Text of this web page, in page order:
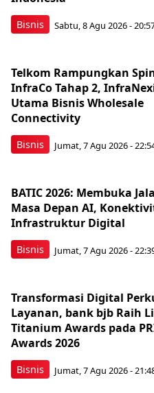
Bisnis Sabtu, 8 Agu 2026 -
Bisnis
Telkom Rampungkan
InfraCo Tahap 2,
Utama Bisnis Wholesale
Connectivity
Jumat, 7 Agu 2026 -
Bisnis
BATIC 2026: Membuka
Masa Depan AI,
Infrastruktur Digital
Jumat, 7 Agu 2026 -
Bisnis
Transformasi Digital
Layanan, bank bjb Raih
Titanium Awards pada
Awards 2026
Jumat, 7 Agu 2026 -